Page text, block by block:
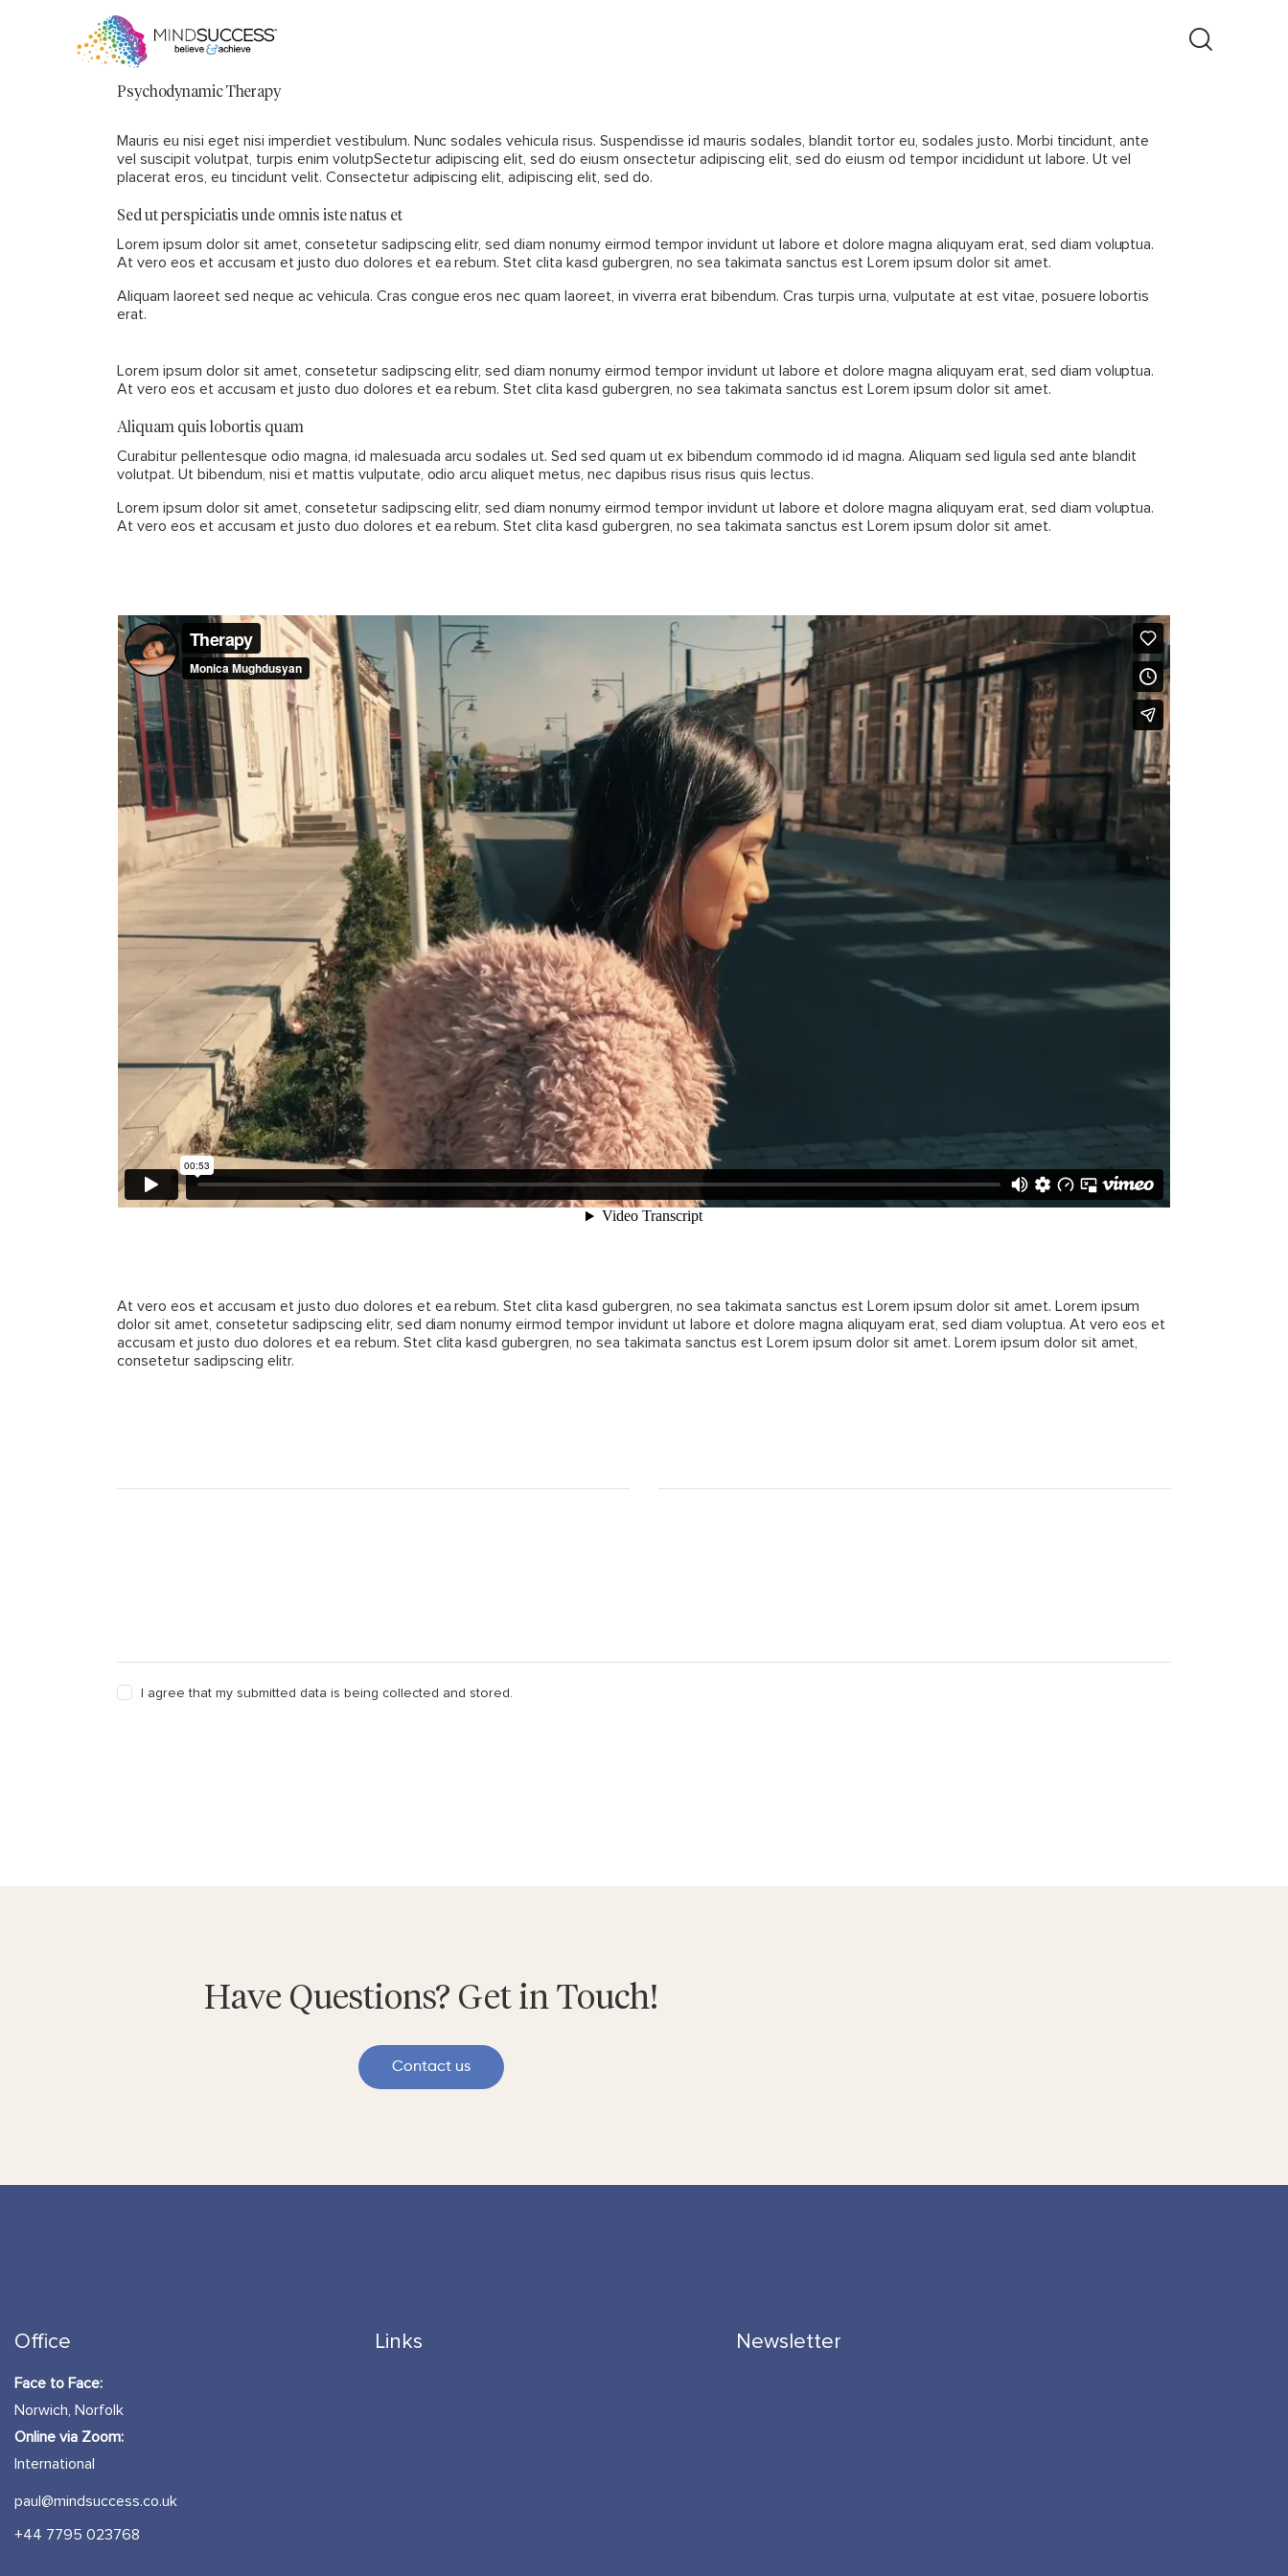
Psychodynamic Therapy
Mauris eu nisi eget nisi imperdiet vestibulum. Nunc sodales vehicula risus. Suspendisse id mauris sodales, blandit tortor eu, sodales justo. Morbi tincidunt, ante
vel suscipit volutpat, turpis enim volutpSectetur adipiscing elit, sed do eiusm onsectetur adipiscing elit, sed do eiusm od tempor incididunt ut labore. Ut vel
placerat eros, eu tincidunt velit. Consectetur adipiscing elit, adipiscing elit, sed do.
Sed ut perspiciatis unde omnis iste natus et
Lorem ipsum dolor sit amet, consetetur sadipscing elitr, sed diam nonumy eirmod tempor invidunt ut labore et dolore magna aliquyam erat, sed diam voluptua.
At vero eos et accusam et justo duo dolores et ea rebum. Stet clita kasd gubergren, no sea takimata sanctus est Lorem ipsum dolor sit amet.
Aliquam laoreet sed neque ac vehicula. Cras congue eros nec quam laoreet, in viverra erat bibendum. Cras turpis urna, vulputate at est vitae, posuere lobortis
erat.
Lorem ipsum dolor sit amet, consetetur sadipscing elitr, sed diam nonumy eirmod tempor invidunt ut labore et dolore magna aliquyam erat, sed diam voluptua.
At vero eos et accusam et justo duo dolores et ea rebum. Stet clita kasd gubergren, no sea takimata sanctus est Lorem ipsum dolor sit amet.
Aliquam quis lobortis quam
Curabitur pellentesque odio magna, id malesuada arcu sodales ut. Sed sed quam ut ex bibendum commodo id id magna. Aliquam sed ligula sed ante blandit
volutpat. Ut bibendum, nisi et mattis vulputate, odio arcu aliquet metus, nec dapibus risus risus quis lectus.
Lorem ipsum dolor sit amet, consetetur sadipscing elitr, sed diam nonumy eirmod tempor invidunt ut labore et dolore magna aliquyam erat, sed diam voluptua.
At vero eos et accusam et justo duo dolores et ea rebum. Stet clita kasd gubergren, no sea takimata sanctus est Lorem ipsum dolor sit amet.
At vero eos et accusam et justo duo dolores et ea rebum. Stet clita kasd gubergren, no sea takimata sanctus est Lorem ipsum dolor sit amet. Lorem ipsum
dolor sit amet, consetetur sadipscing elitr, sed diam nonumy eirmod tempor invidunt ut labore et dolore magna aliquyam erat, sed diam voluptua. At vero eos et
accusam et justo duo dolores et ea rebum. Stet clita kasd gubergren, no sea takimata sanctus est Lorem ipsum dolor sit amet. Lorem ipsum dolor sit amet,
consetetur sadipscing elitr.
I agree that my submitted data is being collected and stored.
Have Questions? Get in Touch!
Contact us
Office
Face to Face:
Norwich, Norfolk
Online via Zoom:
International
paul@mindsuccess.co.uk
+44 7795 023768
Links Newsletter